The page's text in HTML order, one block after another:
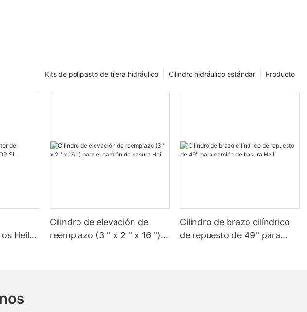
Producto
Cilindro hidráulico estándar
Kits de polipasto de tijera hidráulico
Heil
Cilindro de elevación de
reemplazo (3 '' x 2 '' x 16 '')
Cilindro de brazo cilíndrico
de repuesto de 49'' para